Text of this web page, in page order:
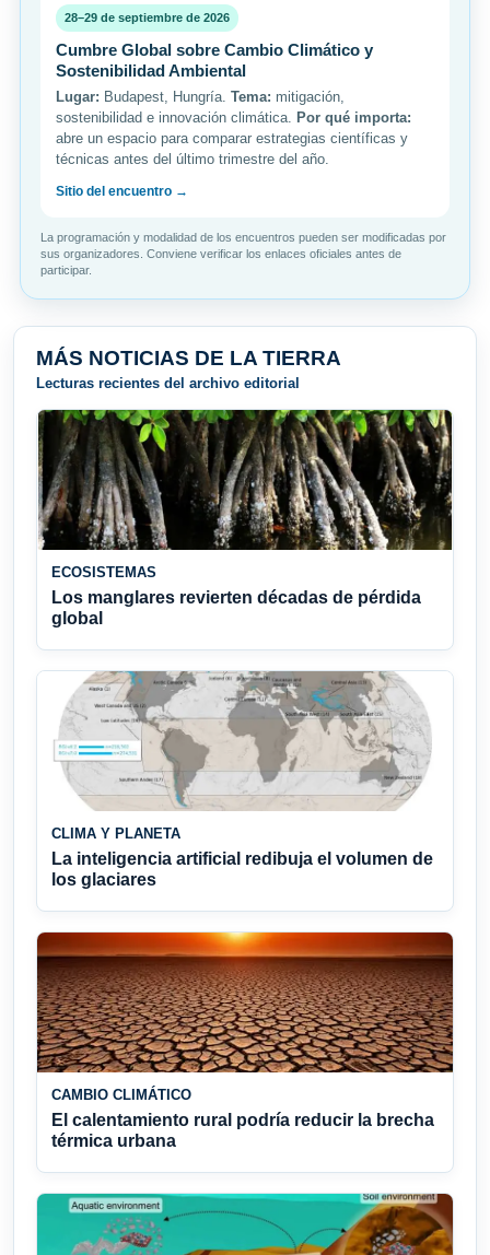
28–29 de septiembre de 2026
Cumbre Global sobre Cambio Climático y
Sostenibilidad Ambiental
Lugar: Budapest, Hungría. Tema: mitigación,
sostenibilidad e innovación climática. Por qué importa:
abre un espacio para comparar estrategias científicas y
técnicas antes del último trimestre del año.
Sitio del encuentro →
La programación y modalidad de los encuentros pueden ser modificadas por
sus organizadores. Conviene verificar los enlaces oficiales antes de
participar.
MÁS NOTICIAS DE LA TIERRA
Lecturas recientes del archivo editorial
ECOSISTEMAS
Los manglares revierten décadas de pérdida
global
CLIMA Y PLANETA
La inteligencia artificial redibuja el volumen de
los glaciares
CAMBIO CLIMÁTICO
El calentamiento rural podría reducir la brecha
térmica urbana